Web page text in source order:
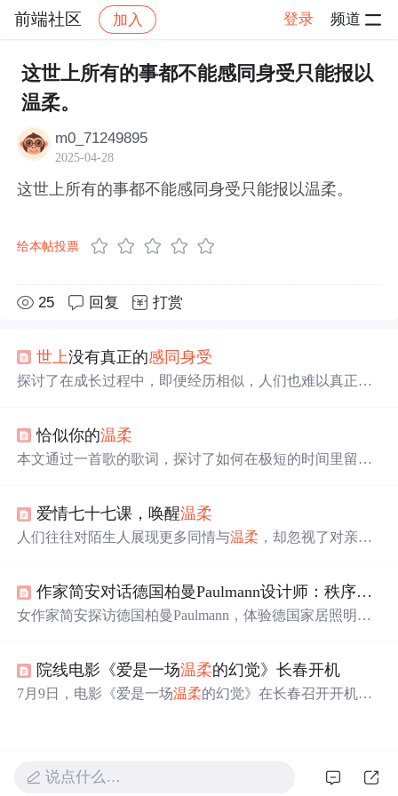
前端社区 加入 登录 频道
社区 前端社区 感慨 帖子详情
这世上所有的事都不能感同身受只能报以
温柔。
m0_71249895
2025-04-28
这世上所有的事都不能感同身受只能报以温柔。
给本帖投票
25 回复 打赏
世上没有真正的感同身受
探讨了在成长过程中，即便经历相似，人们也难以真正感
恰似你的温柔
本文通过一首歌的歌词，探讨了如何在极短的时间里留下
爱情七十七课，唤醒温柔
人们往往对陌生人展现更多同情与温柔 ，却忽视了对亲密
间的温柔与理解。 作家简安对话德国柏曼Paulmann设计师：秩序与
女作家简安探访德国柏曼Paulmann，体验德国家居照明设
为中国用户带来稳定与平静。
院线电影《爱是一场温柔的幻觉》长春开机
7月9日，电影《爱是一场温柔的幻觉》在长春召开开机发
说点什么…